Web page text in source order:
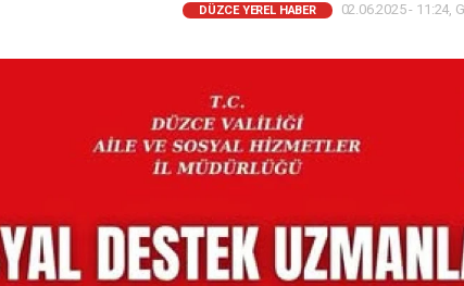
DÜZCE YEREL HABER 02.06.2025 - 11:24,